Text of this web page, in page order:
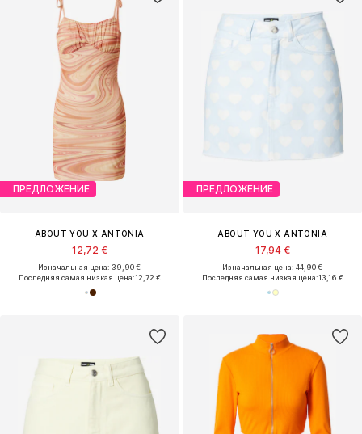
ПРЕДЛОЖЕНИЕ
ABOUT YOU X ANTONIA
12,72 €
Изначальная цена: 39,90 €
Последняя самая низкая цена:12,72 €
ПРЕДЛОЖЕНИЕ
ABOUT YOU X ANTONIA
17,94 €
Изначальная цена: 44,90 €
Последняя самая низкая цена:13,16 €